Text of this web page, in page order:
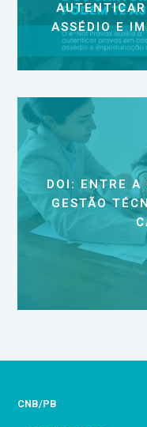
ASSÉDIO E
DOI: ENTRE A
GESTÃO
CNB/PB